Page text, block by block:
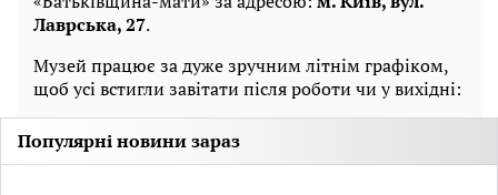
Лаврська, 27.
Музей працює за дуже зручним літнім графіком,
щоб усі встигли завітати після роботи чи у вихідні:
Популярні новини зараз